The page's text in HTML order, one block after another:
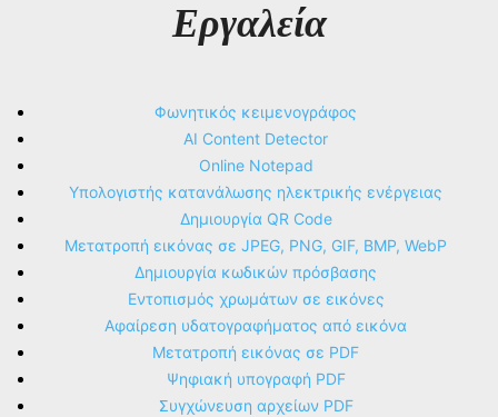
Εργαλεία
Φωνητικός κειμενογράφος
AI Content Detector
Online Notepad
Υπολογιστής κατανάλωσης ηλεκτρικής ενέργειας
Δημιουργία QR Code
Μετατροπή εικόνας σε JPEG, PNG, GIF, BMP, WebP
Δημιουργία κωδικών πρόσβασης
Εντοπισμός χρωμάτων σε εικόνες
Αφαίρεση υδατογραφήματος από εικόνα
Μετατροπή εικόνας σε PDF
Ψηφιακή υπογραφή PDF
Συγχώνευση αρχείων PDF